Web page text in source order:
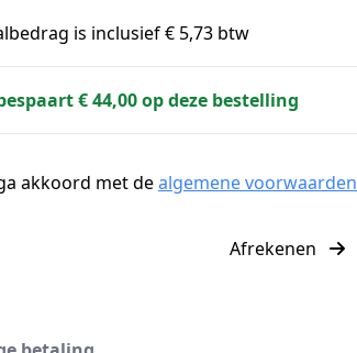
is inclusief € 5,73 btw
€ 44,00 op deze bestelling
akkoord met dealgemene voorwaarden
Afrekenen